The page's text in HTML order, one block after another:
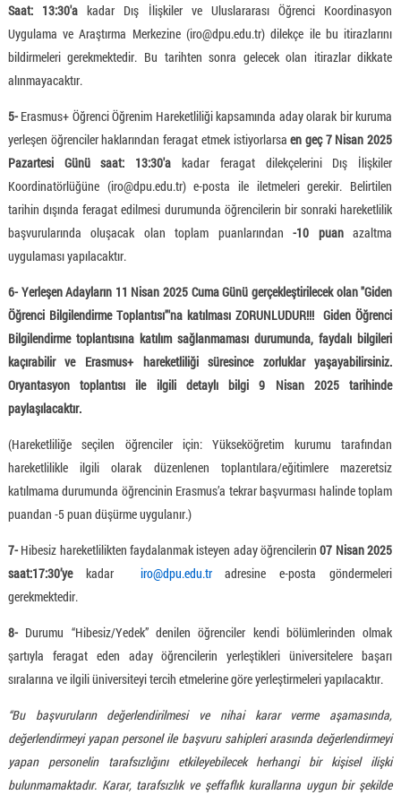
Saat: 13:30'akadar Dış İlişkiler ve Uluslararası Öğrenci Koordinasyon
Uygulama ve Araştırma Merkezine (iro@dpu.edu.tr) dilekçe ile bu itirazlarını
bildirmeleri gerekmektedir. Bu tarihten sonra gelecek olan itirazlar dikkate
alınmayacaktır.
5-Erasmus+ Öğrenci Öğrenim Hareketliliği kapsamında aday olarak bir kuruma
yerleşen öğrenciler haklarından feragat etmek istiyorlarsaen geç 7 Nisan 2025
Pazartesi Günü saat: 13:30'a kadar feragat dilekçelerini Dış İlişkiler
Koordinatörlüğüne (iro@dpu.edu.tr) e-posta ile iletmeleri gerekir. Belirtilen
tarihin dışında feragat edilmesi durumunda öğrencilerin bir sonraki hareketlilik
başvurularında oluşacak olan toplam puanlarından-10 puanazaltma
uygulaması yapılacaktır.
6- Yerleşen Adayların 11 Nisan 2025 Cuma Günü gerçekleştirilecek olan "Giden
Öğrenci Bilgilendirme Toplantısı"'na katılması ZORUNLUDUR!!! Giden Öğrenci
Bilgilendirme toplantısına katılım sağlanmaması durumunda, faydalı bilgileri
kaçırabilir ve Erasmus+ hareketliliği süresince zorluklar yaşayabilirsiniz.
Oryantasyon toplantısı ile ilgili detaylı bilgi 9 Nisan 2025 tarihinde
paylaşılacaktır.
(Hareketliliğe seçilen öğrenciler için: Yükseköğretim kurumu tarafından
hareketlilikle ilgili olarak düzenlenen toplantılara/eğitimlere mazeretsiz
katılmama durumunda öğrencinin Erasmus’a tekrar başvurması halinde toplam
puandan -5 puan düşürme uygulanır.)
7-Hibesiz hareketlilikten faydalanmak isteyen aday öğrencilerin07 Nisan 2025
saat:17:30’yekadar iro@dpu.edu.tradresine e-posta göndermeleri
gerekmektedir.
8-Durumu “Hibesiz/Yedek” denilen öğrenciler kendi bölümlerinden olmak
şartıyla feragat eden aday öğrencilerin yerleştikleri üniversitelere başarı
sıralarına ve ilgili üniversiteyi tercih etmelerine göre yerleştirmeleri yapılacaktır.
“Bu başvuruların değerlendirilmesi ve nihai karar verme aşamasında,
değerlendirmeyi yapan personel ile başvuru sahipleri arasında değerlendirmeyi
yapan personelin tarafsızlığını etkileyebilecek herhangi bir kişisel ilişki
bulunmamaktadır. Karar, tarafsızlık ve şeffaflık kurallarına uygun bir şekilde